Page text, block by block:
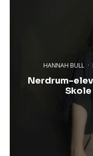
HANNAH BULL ·
Nerdrum-